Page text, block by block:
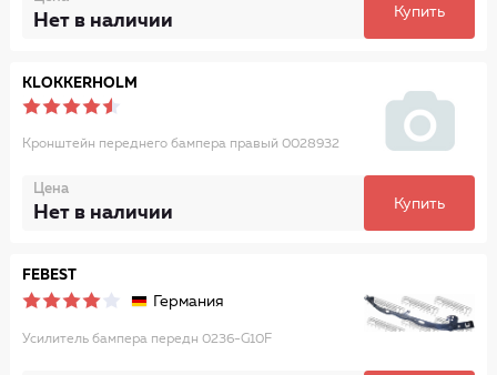
Нет в наличии Купить
KLOKKERHOLM
Кронштейн переднего бампера правый 0028932
Цена
Нет в наличии Купить
FEBEST
Германия
Усилитель бампера передн 0236-G10F